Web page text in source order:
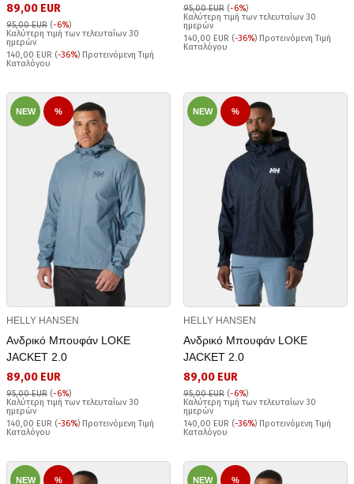
89,00 EUR
95,00 EUR (-6%)
Καλύτερη τιμή των τελευταίων 30
ημερών
140,00 EUR (-36%) Προτεινόμενη Τιμή
Καταλόγου
95,00 EUR (-6%)
Καλύτερη τιμή των τελευταίων 30
ημερών
140,00 EUR (-36%) Προτεινόμενη Τιμή
Καταλόγου
NEW %
HELLY HANSEN
Ανδρικό Μπουφάν LOKE
JACKET 2.0
89,00 EUR
95,00 EUR (-6%)
Καλύτερη τιμή των τελευταίων 30
ημερών
140,00 EUR (-36%) Προτεινόμενη Τιμή
Καταλόγου
NEW %
HELLY HANSEN
Ανδρικό Μπουφάν LOKE
JACKET 2.0
89,00 EUR
95,00 EUR (-6%)
Καλύτερη τιμή των τελευταίων 30
ημερών
140,00 EUR (-36%) Προτεινόμενη Τιμή
Καταλόγου
NEW % NEW %